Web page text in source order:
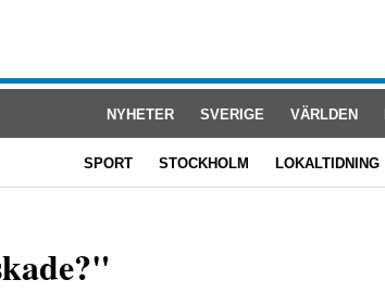
NYHETER SVERIGE VÄRLDEN
SPORT STOCKHOLM LOKALTIDNING